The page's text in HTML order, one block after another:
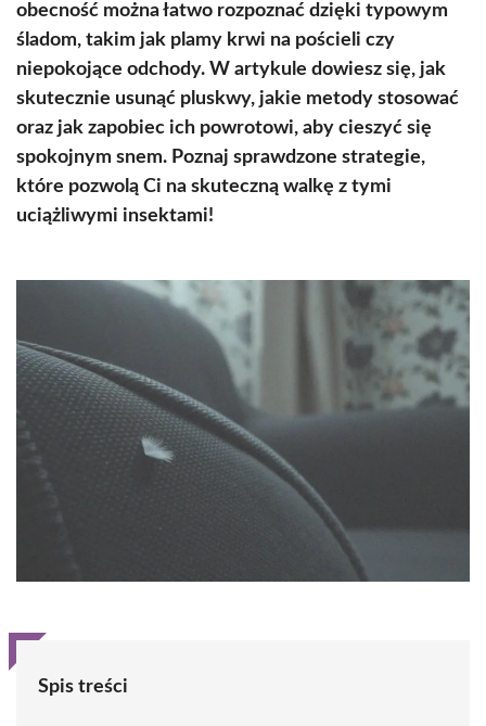
obecność można łatwo rozpoznać dzięki typowym
śladom, takim jak plamy krwi na pościeli czy
niepokojące odchody. W artykule dowiesz się, jak
skutecznie usunąć pluskwy, jakie metody stosować
oraz jak zapobiec ich powrotowi, aby cieszyć się
spokojnym snem. Poznaj sprawdzone strategie,
które pozwolą Ci na skuteczną walkę z tymi
uciążliwymi insektami!
Spis treści